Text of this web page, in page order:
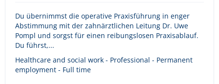
Du übernimmst die operative Praxisführung in enger
Abstimmung mit der zahnärztlichen Leitung Dr. Uwe
Pompl und sorgst für einen reibungslosen Praxisablauf.
Du führst,...
Healthcare and social work - Professional - Permanent
employment - Full time